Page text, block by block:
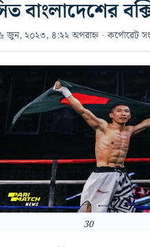
বাংলাদেশের
জুন, ২০২৩, ৪:২২ অপরাহ্ন · কর্পোরেট
30